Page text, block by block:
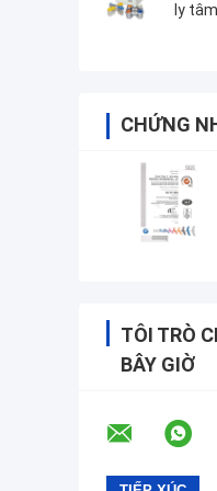
ly
CHỨNG
TÔI TRÒ
BÂY GIỜ